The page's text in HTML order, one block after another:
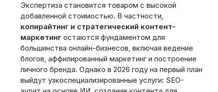
Экспертиза становится товаром с высокой
добавленной стоимостью. В частности,
копирайтинг и стратегический контент-
маркетинг остаются фундаментом для
большинства онлайн-бизнесов, включая ведение
блогов, аффилированный маркетинг и построение
личного бренда. Однако в 2026 году на первый план
выйдут узкоспециализированные услуги: SEO-